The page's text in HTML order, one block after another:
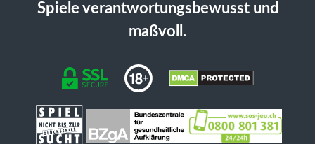
Spiele verantwortungsbewusst und
maßvoll.